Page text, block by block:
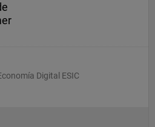
Digital ESIC